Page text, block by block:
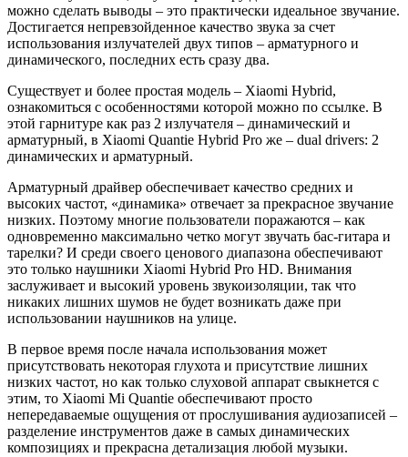
можно сделать выводы – это практически идеальное звучание.
Достигается непревзойденное качество звука за счет
использования излучателей двух типов – арматурного и
динамического, последних есть сразу два.
Существует и более простая модель – Xiaomi Hybrid,
ознакомиться с особенностями которой можно по ссылке. В
этой гарнитуре как раз 2 излучателя – динамический и
арматурный, в Xiaomi Quantie Hybrid Pro же – dual drivers: 2
динамических и арматурный.
Арматурный драйвер обеспечивает качество средних и
высоких частот, «динамика» отвечает за прекрасное звучание
низких. Поэтому многие пользователи поражаются – как
одновременно максимально четко могут звучать бас-гитара и
тарелки? И среди своего ценового диапазона обеспечивают
это только наушники Xiaomi Hybrid Pro HD. Внимания
заслуживает и высокий уровень звукоизоляции, так что
никаких лишних шумов не будет возникать даже при
использовании наушников на улице.
В первое время после начала использования может
присутствовать некоторая глухота и присутствие лишних
низких частот, но как только слуховой аппарат свыкнется с
этим, то Xiaomi Mi Quantie обеспечивают просто
непередаваемые ощущения от прослушивания аудиозаписей –
разделение инструментов даже в самых динамических
композициях и прекрасна детализация любой музыки.